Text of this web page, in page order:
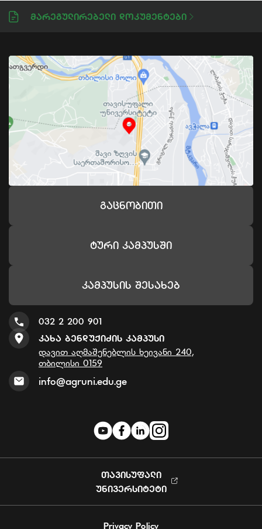
Მარეგულირებელი Დოკუმენტები
Გაცნობითი
Ტური Კამპუსში
Კამპუსის Შესახებ
032 2 200 901
Კახა Ბენდუქიძის Კამპუსი
დავით აღმაშენებლის ხეივანი 240,
თბილისი 0159
info@agruni.edu.ge
ᲗᲐᲕᲘᲡᲣᲤᲐᲚᲘ
ᲣᲜᲘᲕᲔᲠᲡᲘᲢᲔᲢᲘ
Privacy Policy